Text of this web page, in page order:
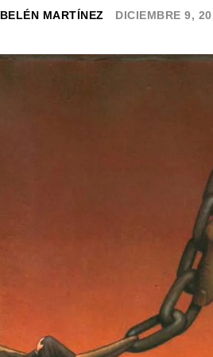
BELÉN MARTÍNEZ DICIEMBRE 9,